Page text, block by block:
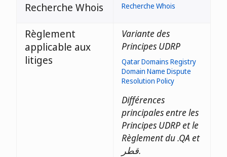
Recherche Whois Recherche Whois
Règlement
applicable aux
litiges
Variante des
Principes UDRP
Qatar Domains Registry
Domain Name Dispute
Resolution Policy
Différences
principales entre les
Principes UDRP et le
Règlement du .QA et
قطر.